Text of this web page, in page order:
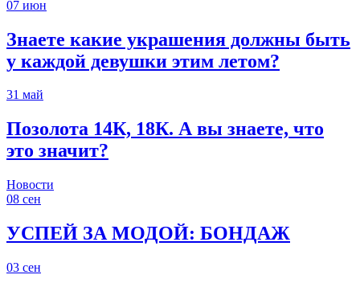
07 июн
Знаете какие украшения должны быть
у каждой девушки этим летом?
31 май
Позолота 14К, 18К. А вы знаете, что
это значит?
Новости
08 сен
УСПЕЙ ЗА МОДОЙ: БОНДАЖ
03 сен